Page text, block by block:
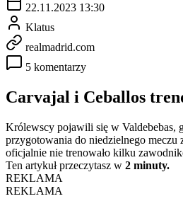
22.11.2023 13:30
Klatus
realmadrid.com
5 komentarzy
Carvajal i Ceballos
Królewscy pojawili się w Valdebebas,
przygotowania do niedzielnego meczu
oficjalnie nie trenowało kilku
Ten artykuł przeczytasz w 2 minuty.
REKLAMA
REKLAMA